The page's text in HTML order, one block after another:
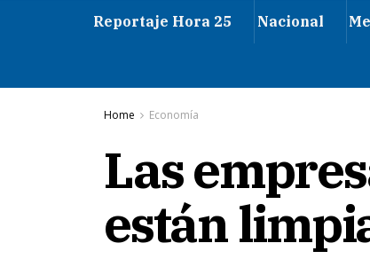
Reportaje Hora 25 Nacional
Home Economía
Las
están